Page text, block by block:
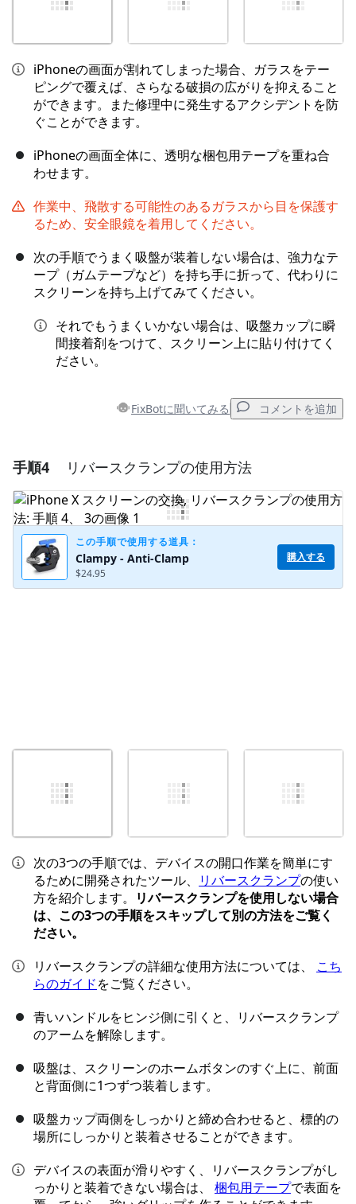
iPhoneの画面が割れてしまった場合、ガラスをテー
ピングで覆えば、さらなる破損の広がりを抑えること
ができます。また修理中に発生するアクシデントを防
ぐことができます。
iPhoneの画面全体に、透明な梱包用テープを重ね合
わせます。
作業中、飛散する可能性のあるガラスから目を保護す
るため、安全眼鏡を着用してください。
次の手順でうまく吸盤が装着しない場合は、強力なテ
ープ（ガムテープなど）を持ち手に折って、代わりに
スクリーンを持ち上げてみてください。
それでもうまくいかない場合は、吸盤カップに瞬
間接着剤をつけて、スクリーン上に貼り付けてく
ださい。
FixBotに聞いてみる コメントを追加
コメントを追加
コメントを追加
手順4 リバースクランプの使用方法
この手順で使用する道具：
Clampy - Anti-Clamp
$24.95
購入する
次の3つの手順では、デバイスの開口作業を簡単にす
るために開発されたツール、
リバースクランプの使い
方を紹介します。
リバースクランプを使用しない場合
は、この3つの手順をスキップして別の方法をご覧く
ださい。
リバースクランプの詳細な使用方法については、 こち
らのガイドをご覧ください。
青いハンドルをヒンジ側に引くと、リバースクランプ
のアームを解除します。
吸盤は、スクリーンのホームボタンのすぐ上に、前面
と背面側に1つずつ装着します。
吸盤カップ両側をしっかりと締め合わせると、標的の
場所にしっかりと装着させることができます。
デバイスの表面が滑りやすく、リバースクランプがし
っかりと装着できない場合は、 梱包用テープで表面を